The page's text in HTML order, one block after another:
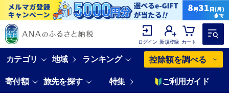
ログイン 新規登録 カート
カテゴリ 地域 ランキング 控除額を調べる
寄付額 旅先を探す 特集 ご利用ガイド